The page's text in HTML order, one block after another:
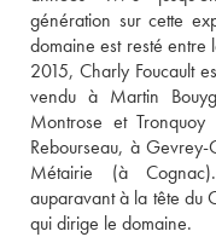
génération sur cette
domaine est resté entre
2015, Charly Foucault
vendu à Martin
Montrose et
Rebourseau, à
Métairie (à
auparavant à la tête du
qui dirige le domaine.